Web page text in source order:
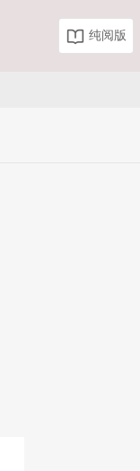
纯阅版